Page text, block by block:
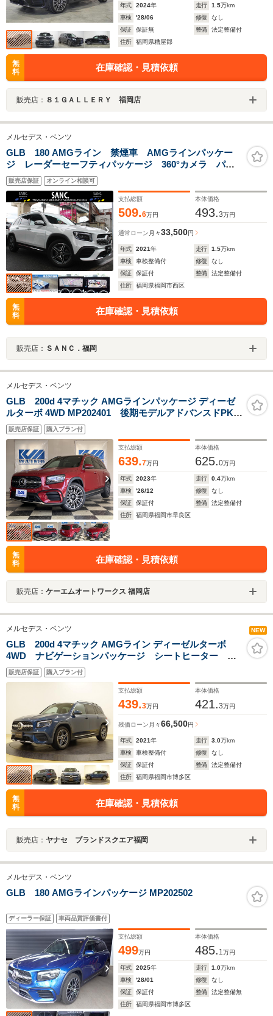
年式 2024年 走行 1.5万km
車検
'28/06 修復
なし
保証
保証無 整備
法定整備付
住所
福岡県糟屋郡
無
料
在庫確認・見積依頼
販売店： ８１ＧＡＬＬＥＲＹ 福岡店
メルセデス・ベンツ
GLB 180 AMGライン 禁煙車 AMGラインパッケー
ジ レーダーセーフティパッケージ 360°カメラ パワ
ーリアゲート ACC BSM レーンアシスト LEDヘ
ッドライト パワーシート&ヒーター 純正ドライブレコ
ーダー ETC2.0
販売店保証 オンライン相談可
支払総額
509.6万円
本体価格
493.3万円
通常ローン 月々33,500円
年式 2021年 走行 1.5万km
車検
車検整備付 修復
なし
保証
保証付 整備
法定整備付
住所
福岡県福岡市西区
無
料
在庫確認・見積依頼
販売店： ＳＡＮＣ．福岡
メルセデス・ベンツ
GLB 200d 4マチック AMGラインパッケージ ディーゼ
ルターボ 4WD MP202401 後期モデルアドバンスドPKG
パノラミックSR
販売店保証 購入プラン付
支払総額
639.7万円
本体価格
625.0万円
年式 2023年 走行 0.4万km
車検
'26/12 修復
なし
保証
保証付 整備
法定整備付
住所
福岡県福岡市早良区
無
料
在庫確認・見積依頼
販売店： ケーエムオートワークス 福岡店
メルセデス・ベンツ NEW
GLB 200d 4マチック AMGライン ディーゼルターボ
4WD ナビゲーションパッケージ シートヒーター パ
ワーシート 3列シート トランクスルー フロアマッ
ト コネクテッド機能 ナビ 音楽プレーヤー接続
販売店保証 購入プラン付
支払総額
439.3万円
本体価格
421.3万円
残価ローン 月々66,500円
年式 2021年 走行 3.0万km
車検
車検整備付 修復
なし
保証
保証付 整備
法定整備付
住所
福岡県福岡市博多区
無
料
在庫確認・見積依頼
販売店： ヤナセ ブランドスクエア福岡
メルセデス・ベンツ
GLB 180 AMGラインパッケージ MP202502
ディーラー保証 車両品質評価書付
支払総額
499万円
本体価格
485. 1万円
年式 2025年 走行 1.0万km
車検
'28/01 修復
なし
保証
保証付 整備
法定整備無
住所
福岡県福岡市博多区